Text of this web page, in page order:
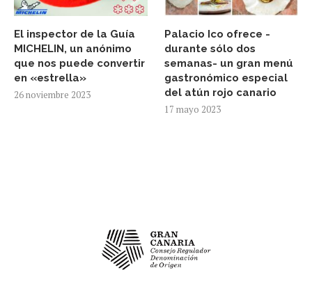
El inspector de la Guía
MICHELIN, un anónimo
que nos puede convertir
en «estrella»
26 noviembre 2023
Palacio Ico ofrece -
durante sólo dos
semanas- un gran menú
gastronómico especial
del atún rojo canario
17 mayo 2023